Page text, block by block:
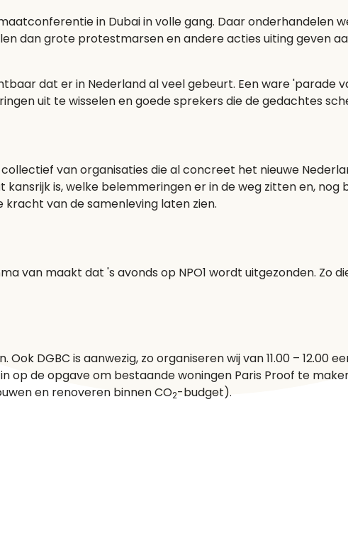
in Dubai in volle gang. Daar onderhandelen
dan grote protestmarsen en andere acties uiting geven
dat er in Nederland al veel gebeurt. Een ware 'parade
uit te wisselen en goede sprekers die de gedachtes
van organisaties die al concreet het nieuwe
is, welke belemmeringen er in de weg zitten en, nog
van de samenleving laten zien.
van maakt dat 's avonds op NPO1 wordt uitgezonden. Zo
DGBC is aanwezig, zo organiseren wij van 11.00 – 12.00
op de opgave om bestaande woningen Paris Proof te
en renoveren binnen CO2-budget).